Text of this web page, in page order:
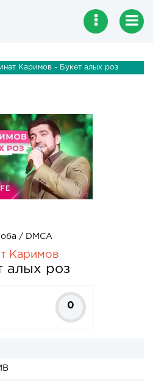
Каримов - Букет алых роз
/ DMCA
Каримов
алых роз
0